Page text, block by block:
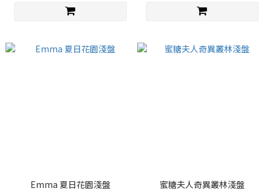
Emma 夏日花園淺盤 蜜糖夫人奇異叢林淺盤